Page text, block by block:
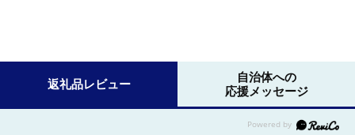
返礼品レビュー
自治体への
応援メッセージ